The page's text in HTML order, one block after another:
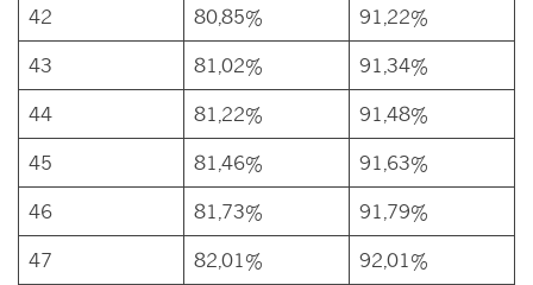
42 80,85% 91,22%
43 81,02% 91,34%
44 81,22% 91,48%
45 81,46% 91,63%
46 81,73% 91,79%
47 82,01% 92,01%